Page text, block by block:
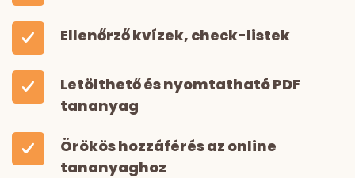
Ellenőrző kvízek, check-listek
Letölthető és nyomtatható PDF
tananyag
Örökös hozzáférés az online
tananyaghoz